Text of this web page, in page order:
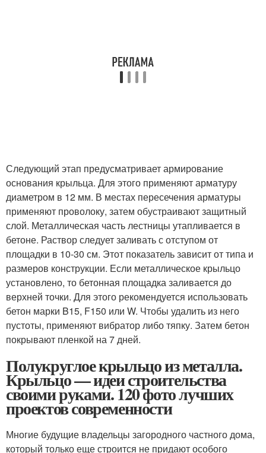
Следующий этап предусматривает армирование
основания крыльца. Для этого применяют арматуру
диаметром в 12 мм. В местах пересечения арматуры
применяют проволоку, затем обустраивают защитный
слой. Металлическая часть лестницы утапливается в
бетоне. Раствор следует заливать с отступом от
площадки в 10-30 см. Этот показатель зависит от типа и
размеров конструкции. Если металлическое крыльцо
установлено, то бетонная площадка заливается до
верхней точки. Для этого рекомендуется использовать
бетон марки B15, F150 или W. Чтобы удалить из него
пустоты, применяют вибратор либо тяпку. Затем бетон
покрывают пленкой на 7 дней.
Полукруглое крыльцо из металла.
Крыльцо — идеи строительства
своими руками. 120 фото лучших
проектов современности
Многие будущие владельцы загородного частного дома,
который только еще строится не придают особого